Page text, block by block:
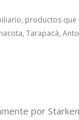
productos que
Tarapacá,
por